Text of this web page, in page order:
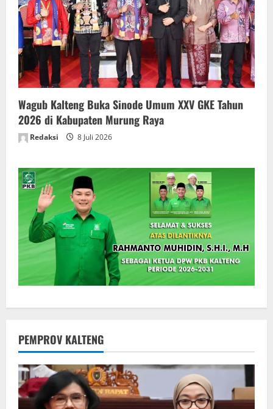
Wagub Kalteng Buka Sinode Umum XXV GKE Tahun
2026 di Kabupaten Murung Raya
Redaksi 8 Juli 2026
PEMPROV KALTENG